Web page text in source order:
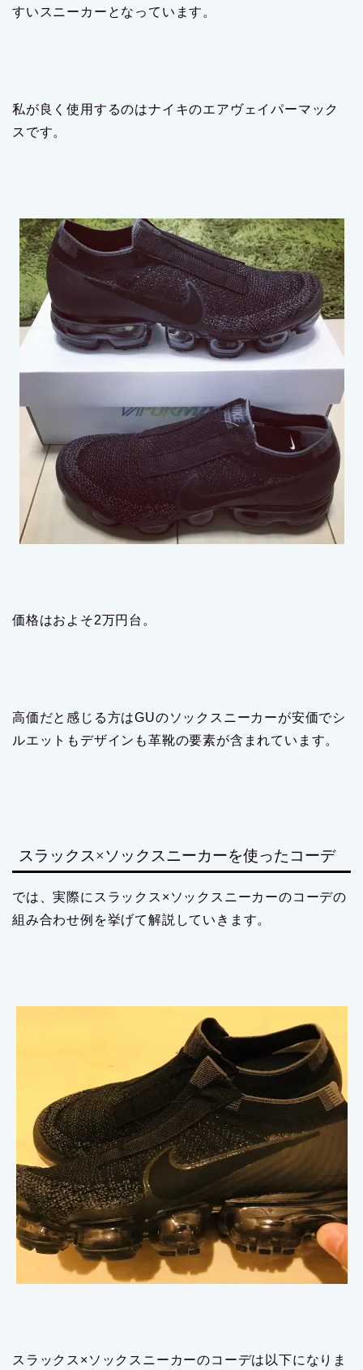
すいスニーカーとなっています。
私が良く使用するのはナイキのエアヴェイパーマック
スです。
価格はおよそ2万円台。
高価だと感じる方はGUのソックスニーカーが安価でシ
ルエットもデザインも革靴の要素が含まれています。
スラックス×ソックスニーカーを使ったコーデ
では、実際にスラックス×ソックスニーカーのコーデの
組み合わせ例を挙げて解説していきます。
スラックス×ソックスニーカーのコーデは以下になりま